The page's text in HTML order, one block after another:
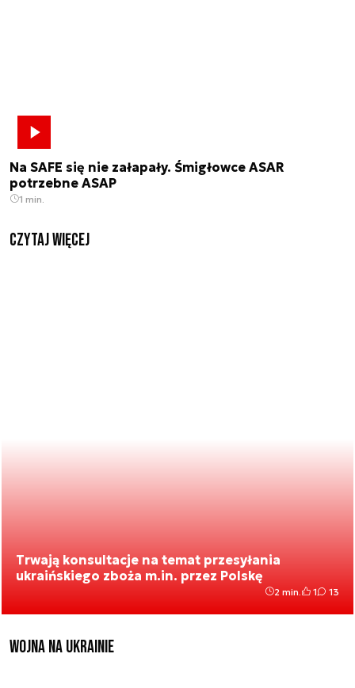
Na SAFE się nie załapały. Śmigłowce ASAR
potrzebne ASAP
1 min.
czytaj więcej
Trwają konsultacje na temat przesyłania
ukraińskiego zboża m.in. przez Polskę
2 min. 1 13
Wojna na Ukrainie